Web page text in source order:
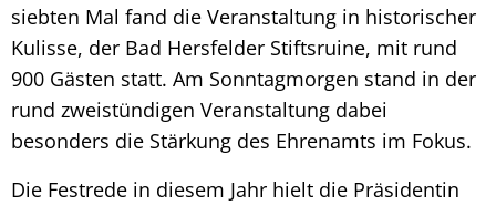
siebten Mal fand die Veranstaltung in historischer
Kulisse, der Bad Hersfelder Stiftsruine, mit rund
900 Gästen statt. Am Sonntagmorgen stand in der
rund zweistündigen Veranstaltung dabei
besonders die Stärkung des Ehrenamts im Fokus.
Die Festrede in diesem Jahr hielt die Präsidentin